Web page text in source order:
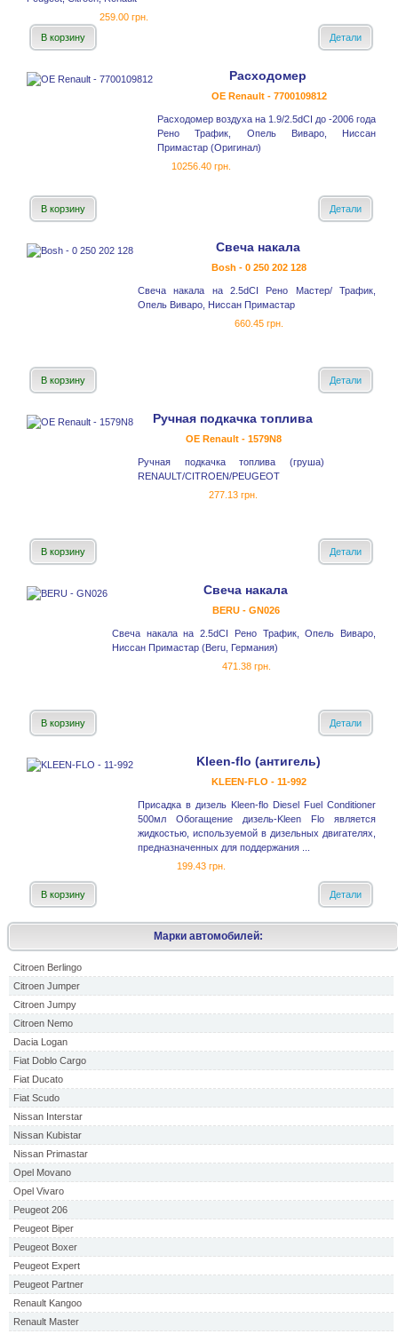
Марки автомобилей:
Citroen Berlingo
Citroen Jumper
Citroen Jumpy
Citroen Nemo
Dacia Logan
Fiat Doblo Cargo
Fiat Ducato
Fiat Scudo
Nissan Interstar
Nissan Kubistar
Nissan Primastar
Opel Movano
Opel Vivaro
Peugeot 206
Peugeot Biper
Peugeot Boxer
Peugeot Expert
Peugeot Partner
Renault Kangoo
Renault Master
259.00 грн.
В корзину
Детали
Расходомер
OE Renault - 7700109812
Расходомер воздуха на 1.9/2.5dCI до -2006 года
Рено Трафик, Опель Виваро, Ниссан
Примастар (Оригинал)
10256.40 грн.
В корзину Детали
Свеча накала
Bosh - 0 250 202 128
Свеча накала на 2.5dCI Рено Mастер/ Трафик,
Опель Виваро, Ниссан Примастар
660.45 грн.
В корзину Детали
Ручная подкачка топлива
OE Renault - 1579N8
Ручная подкачка топлива (груша)
RENAULT/CITROEN/PEUGEOT
277.13 грн.
В корзину Детали
Свеча накала
BERU - GN026
Свеча накала на 2.5dCI Рено Трафик, Опель Виваро,
Ниссан Примастар (Beru, Германия)
471.38 грн.
В корзину Детали
Kleen-flo (антигель)
KLEEN-FLO - 11-992
Присадка в дизель Kleen-flo Diesel Fuel Conditioner
500мл Обогащение дизель-Kleen Flo является
жидкостью, используемой в дизельных двигателях,
предназначенных для поддержания ...
199.43 грн.
В корзину Детали